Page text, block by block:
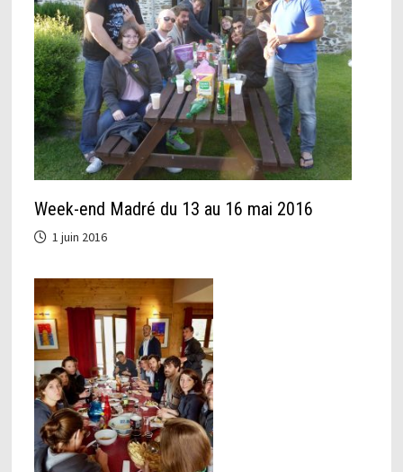
Week-end Madré du 13 au 16 mai 2016
1 juin 2016